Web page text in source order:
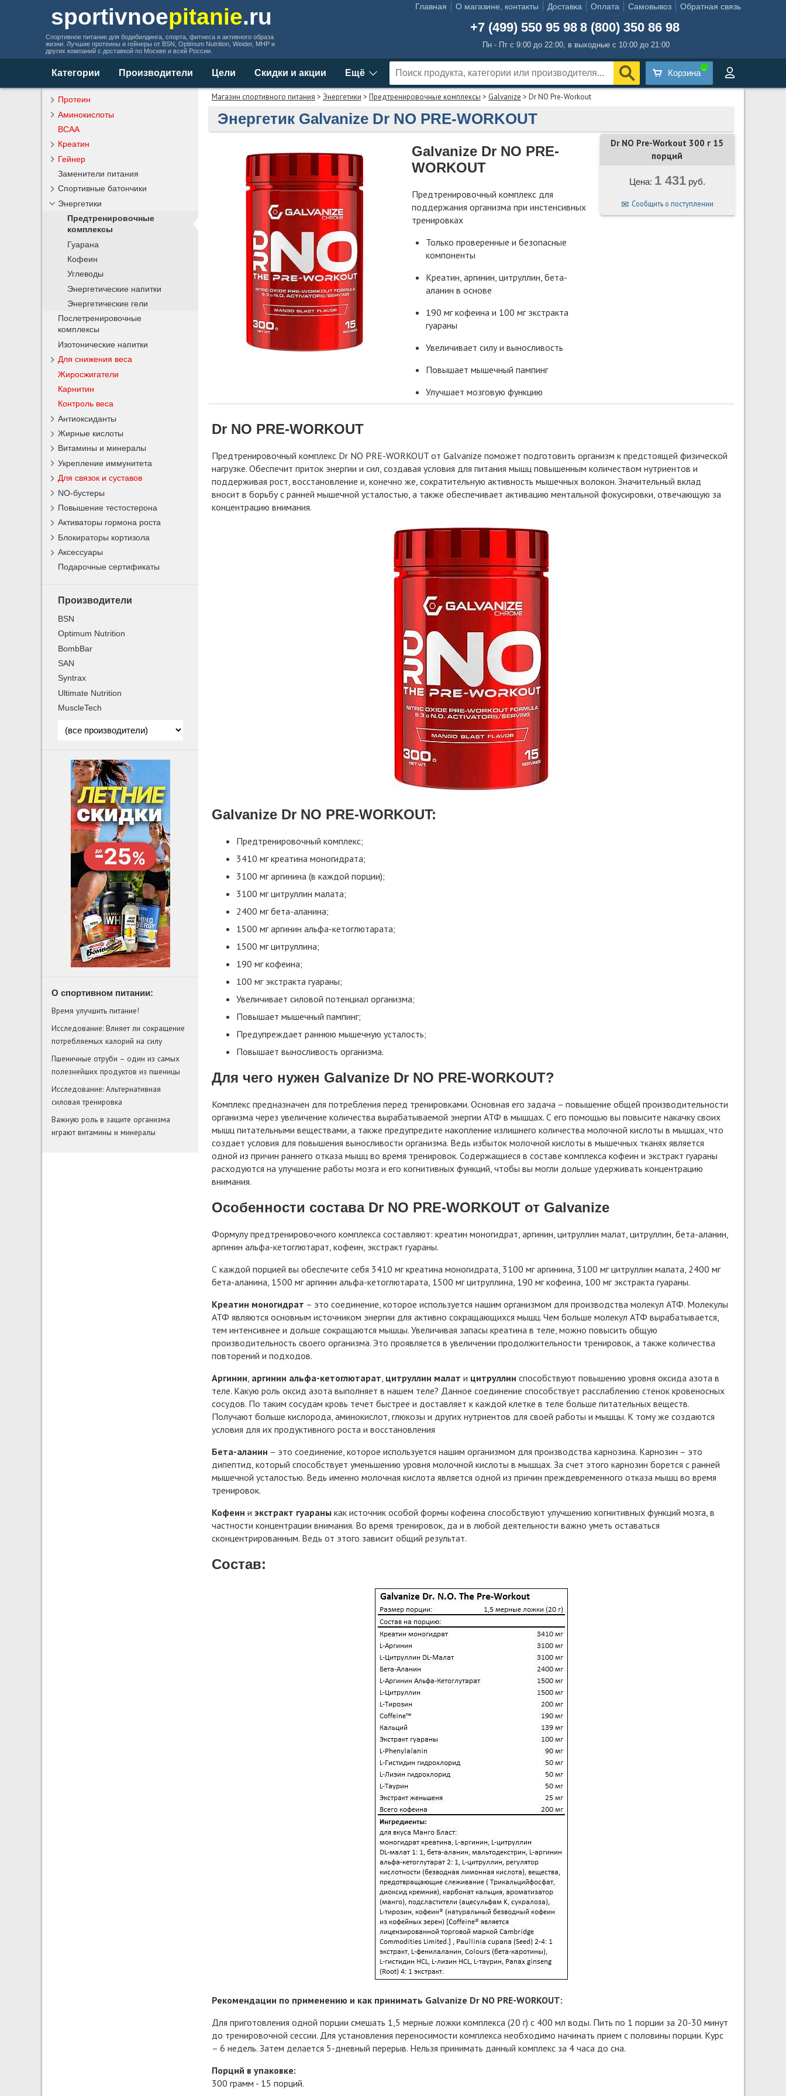
sportivnoepitanie.ru
Спортивное питание для бодибилдинга, спорта, фитнеса и активного образа
жизни. Лучшие протеины и гейнеры от BSN, Optimum Nutrition, Weider, MHP и
других компаний с доставкой по Москве и всей России.
Главная О магазине, контакты Доставка Оплата Самовывоз Обратная связь
+7 (499) 550 95 98 8 (800) 350 86 98
Пн - Пт с 9:00 до 22:00, в выходные с 10:00 до 21:00
Категории Производители Цели Скидки и акции Ещё Корзина
Магазин спортивного питания > Энергетики > Предтренировочные комплексы > Galvanize > Dr NO Pre-Workout
Энергетик Galvanize Dr NO PRE-WORKOUT
Galvanize Dr NO PRE-
WORKOUT
Предтренировочный комплекс для
поддержания организма при инстенсивных
тренировках
Только проверенные и безопасные
компоненты
Креатин, аргинин, цитруллин, бета-
аланин в основе
190 мг кофеина и 100 мг экстракта
гуараны
Увеличивает силу и выносливость
Повышает мышечный пампинг
Улучшает мозговую функцию
Dr NO Pre-Workout 300 г 15
порций
Цена: 1 431руб.
Сообщить о поступлении
Dr NO PRE-WORKOUT
Предтренировочный комплекс Dr NO PRE-WORKOUT от Galvanize поможет подготовить организм к предстоящей физической
нагрузке. Обеспечит приток энергии и сил, создавая условия для питания мышц повышенным количеством нутриентов и
поддерживая рост, восстановление и, конечно же, сократительную активность мышечных волокон. Значительный вклад
вносит в борьбу с ранней мышечной усталостью, а также обеспечивает активацию ментальной фокусировки, отвечающую за
концентрацию внимания.
Galvanize Dr NO PRE-WORKOUT:
Предтренировочный комплекс;
3410 мг креатина моногидрата;
3100 мг аргинина (в каждой порции);
3100 мг цитруллин малата;
2400 мг бета-аланина;
1500 мг аргинин альфа-кетоглютарата;
1500 мг цитруллина;
190 мг кофеина;
100 мг экстракта гуараны;
Увеличивает силовой потенциал организма;
Повышает мышечный пампинг;
Предупреждает раннюю мышечную усталость;
Повышает выносливость организма.
Для чего нужен Galvanize Dr NO PRE-WORKOUT?
Комплекс предназначен для потребления перед тренировками. Основная его задача – повышение общей производительности
организма через увеличение количества вырабатываемой энергии АТФ в мышцах. С его помощью вы повысите накачку своих
мышц питательными веществами, а также предупредите накопление излишнего количества молочной кислоты в мышцах, что
создает условия для повышения выносливости организма. Ведь избыток молочной кислоты в мышечных тканях является
одной из причин раннего отказа мышц во время тренировок. Содержащиеся в составе комплекса кофеин и экстракт гуараны
расходуются на улучшение работы мозга и его когнитивных функций, чтобы вы могли дольше удерживать концентрацию
внимания.
Особенности состава Dr NO PRE-WORKOUT от Galvanize
Формулу предтренировочного комплекса составляют: креатин моногидрат, аргинин, цитруллин малат, цитруллин, бета-аланин,
аргинин альфа-кетоглютарат, кофеин, экстракт гуараны.
С каждой порцией вы обеспечите себя 3410 мг креатина моногидрата, 3100 мг аргинина, 3100 мг цитруллин малата, 2400 мг
бета-аланина, 1500 мг аргинин альфа-кетоглютарата, 1500 мг цитруллина, 190 мг кофеина, 100 мг экстракта гуараны.
Креатин моногидрат – это соединение, которое используется нашим организмом для производства молекул АТФ. Молекулы
АТФ являются основным источником энергии для активно сокращающихся мышц. Чем больше молекул АТФ вырабатывается,
тем интенсивнее и дольше сокращаются мышцы. Увеличивая запасы креатина в теле, можно повысить общую
производительность своего организма. Это проявляется в увеличении продолжительности тренировок, а также количества
повторений и подходов.
Аргинин аргинин альфа-кетоглютарат цитруллин малат и цитруллин способствуют повышению уровня оксида азота в
теле. Какую роль оксид азота выполняет в нашем теле? Данное соединение способствует расслаблению стенок кровеносных
сосудов. По таким сосудам кровь течет быстрее и доставляет к каждой клетке в теле больше питательных веществ.
Получают больше кислорода, аминокислот, глюкозы и других нутриентов для своей работы и мышцы. К тому же создаются
условия для их продуктивного роста и восстановления
Бета-аланин – это соединение, которое используется нашим организмом для производства карнозина. Карнозин – это
дипептид, который способствует уменьшению уровня молочной кислоты в мышцах. За счет этого карнозин борется с ранней
мышечной усталостью. Ведь именно молочная кислота является одной из причин преждевременного отказа мышц во время
тренировок.
Кофеин и экстракт гуараныкак источник особой формы кофеина способствуют улучшению когнитивных функций мозга, в
частности концентрации внимания. Во время тренировок, да и в любой деятельности важно уметь оставаться
сконцентрированным. Ведь от этого зависит общий результат.
Состав:
Рекомендации по применению и как принимать Galvanize Dr NO PRE-WORKOUT:
Для приготовления одной порции смешать 1,5 мерные ложки комплекса (20 г) с 400 мл воды. Пить по 1 порции за 20-30 минут
до тренировочной сессии. Для установления переносимости комплекса необходимо начинать прием с половины порции. Курс
– 6 недель. Затем делается 5-дневный перерыв. Нельзя принимать данный комплекс за 4 часа до сна.
Порций в упаковке:
300 грамм - 15 порций.
Протеин
Аминокислоты
BCAA
Креатин
Гейнер
Заменители питания
Спортивные батончики
Энергетики
Предтренировочные
комплексы
Гуарана
Кофеин
Углеводы
Энергетические напитки
Энергетические гели
Послетренировочные
комплексы
Изотонические напитки
Для снижения веса
Жиросжигатели
Карнитин
Контроль веса
Антиоксиданты
Жирные кислоты
Витамины и минералы
Укрепление иммунитета
Для связок и суставов
NO-бустеры
Повышение тестостерона
Активаторы гормона роста
Блокираторы кортизола
Аксессуары
Подарочные сертификаты
Производители
BSN
Optimum Nutrition
BombBar
SAN
Syntrax
Ultimate Nutrition
MuscleTech
О спортивном питании:
Время улучшить питание!
Исследование: Влияет ли сокращение
потребляемых калорий на силу
Пшеничные отруби – один из самых
полезнейших продуктов из пшеницы
Исследование: Альтернативная
силовая тренировка
Важную роль в защите организма
играют витамины и минералы